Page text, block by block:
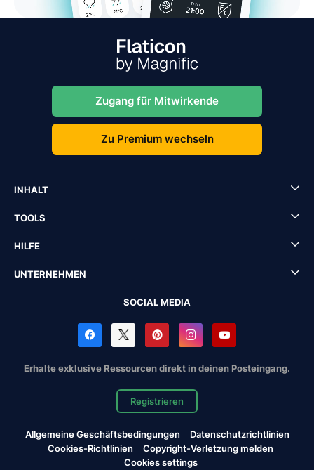
Zugang für Mitwirkende
Zu Premium wechseln
INHALT
TOOLS
HILFE
UNTERNEHMEN
SOCIAL MEDIA
Erhalte exklusive Ressourcen direkt in deinen Posteingang.
Registrieren
Allgemeine Geschäftsbedingungen
Datenschutzrichtlinien
Cookies-Richtlinien
Copyright-Verletzung melden
Cookies settings